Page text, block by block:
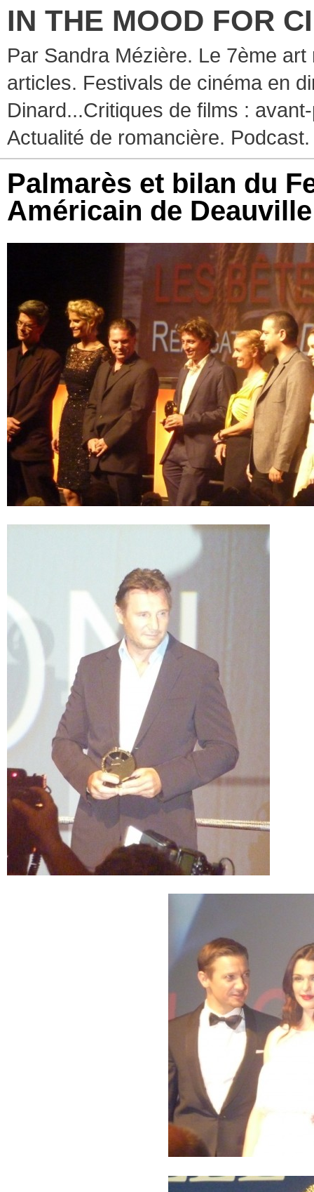
IN THE MOOD FOR
Par Sandra Mézière. Le 7ème
articles. Festivals de cinéma en
Dinard...Critiques de films :
Actualité de romancière. Podcast.
Palmarès et bilan du
Américain de